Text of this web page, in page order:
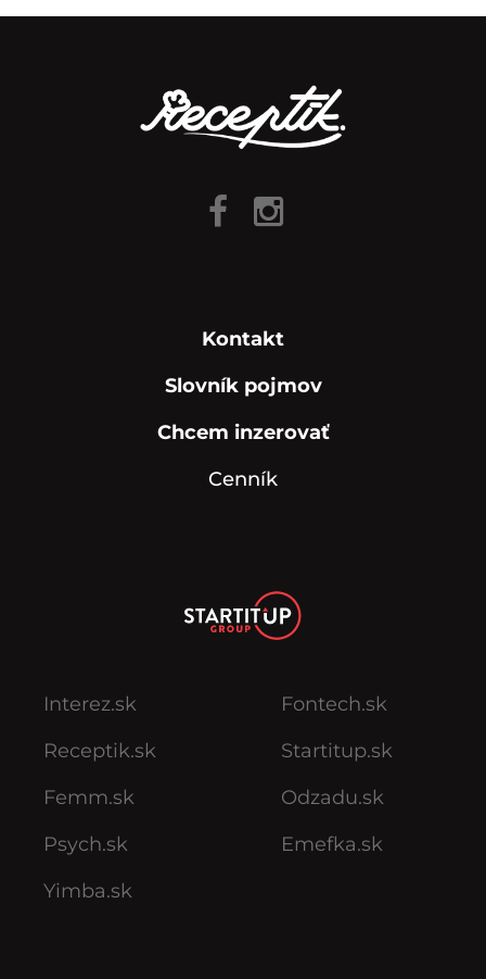
Kontakt
Slovník pojmov
Chcem inzerovať
Cenník
Interez.sk
Receptik.sk
Femm.sk
Psych.sk
Yimba.sk
Fontech.sk
Startitup.sk
Odzadu.sk
Emefka.sk